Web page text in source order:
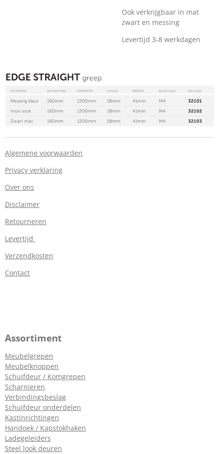
Ook verkrijgbaar in mat
zwart en messing
Levertijd 3-8 werkdagen
Algemene voorwaarden
Privacy verklaring
Over ons
Disclaimer
Retourneren
Levertijd
Verzendkosten
Contact
Assortiment
Meubelgrepen
Meubelknoppen
Schuifdeur / Komgrepen
Scharnieren
Verbindingsbeslag
Schuifdeur onderdelen
Kastinrichtingen
Handoek / Kapstokhaken
Ladegeleiders
Steel look deuren